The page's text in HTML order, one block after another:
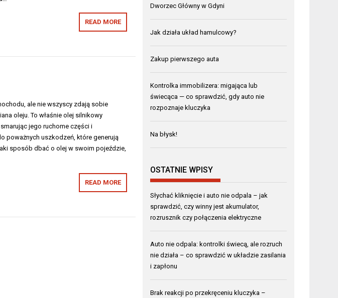
READ MORE
ale nie wszyscy zdają sobie
oleju. To właśnie olej silnikowy
jego ruchome części i
poważnych uszkodzeń, które generują
sposób dbać o olej w swoim pojeździe,
READ MORE
Dworzec Główny w Gdyni
Jak działa układ hamulcowy?
Zakup pierwszego auta
Kontrolka immobilizera: migająca lub
świecąca — co sprawdzić, gdy auto nie
rozpoznaje kluczyka
Na błysk!
OSTATNIE WPISY
Słychać kliknięcie i auto nie odpala – jak
sprawdzić, czy winny jest akumulator,
rozrusznik czy połączenia elektryczne
Auto nie odpala: kontrolki świecą, ale rozruch
nie działa – co sprawdzić w układzie zasilania
i zapłonu
Brak reakcji po przekręceniu kluczyka –